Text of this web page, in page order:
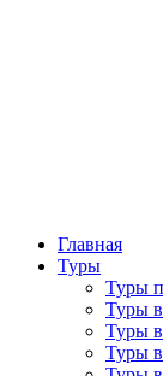
Главная
Туры
Туры
Туры
Туры
Туры в